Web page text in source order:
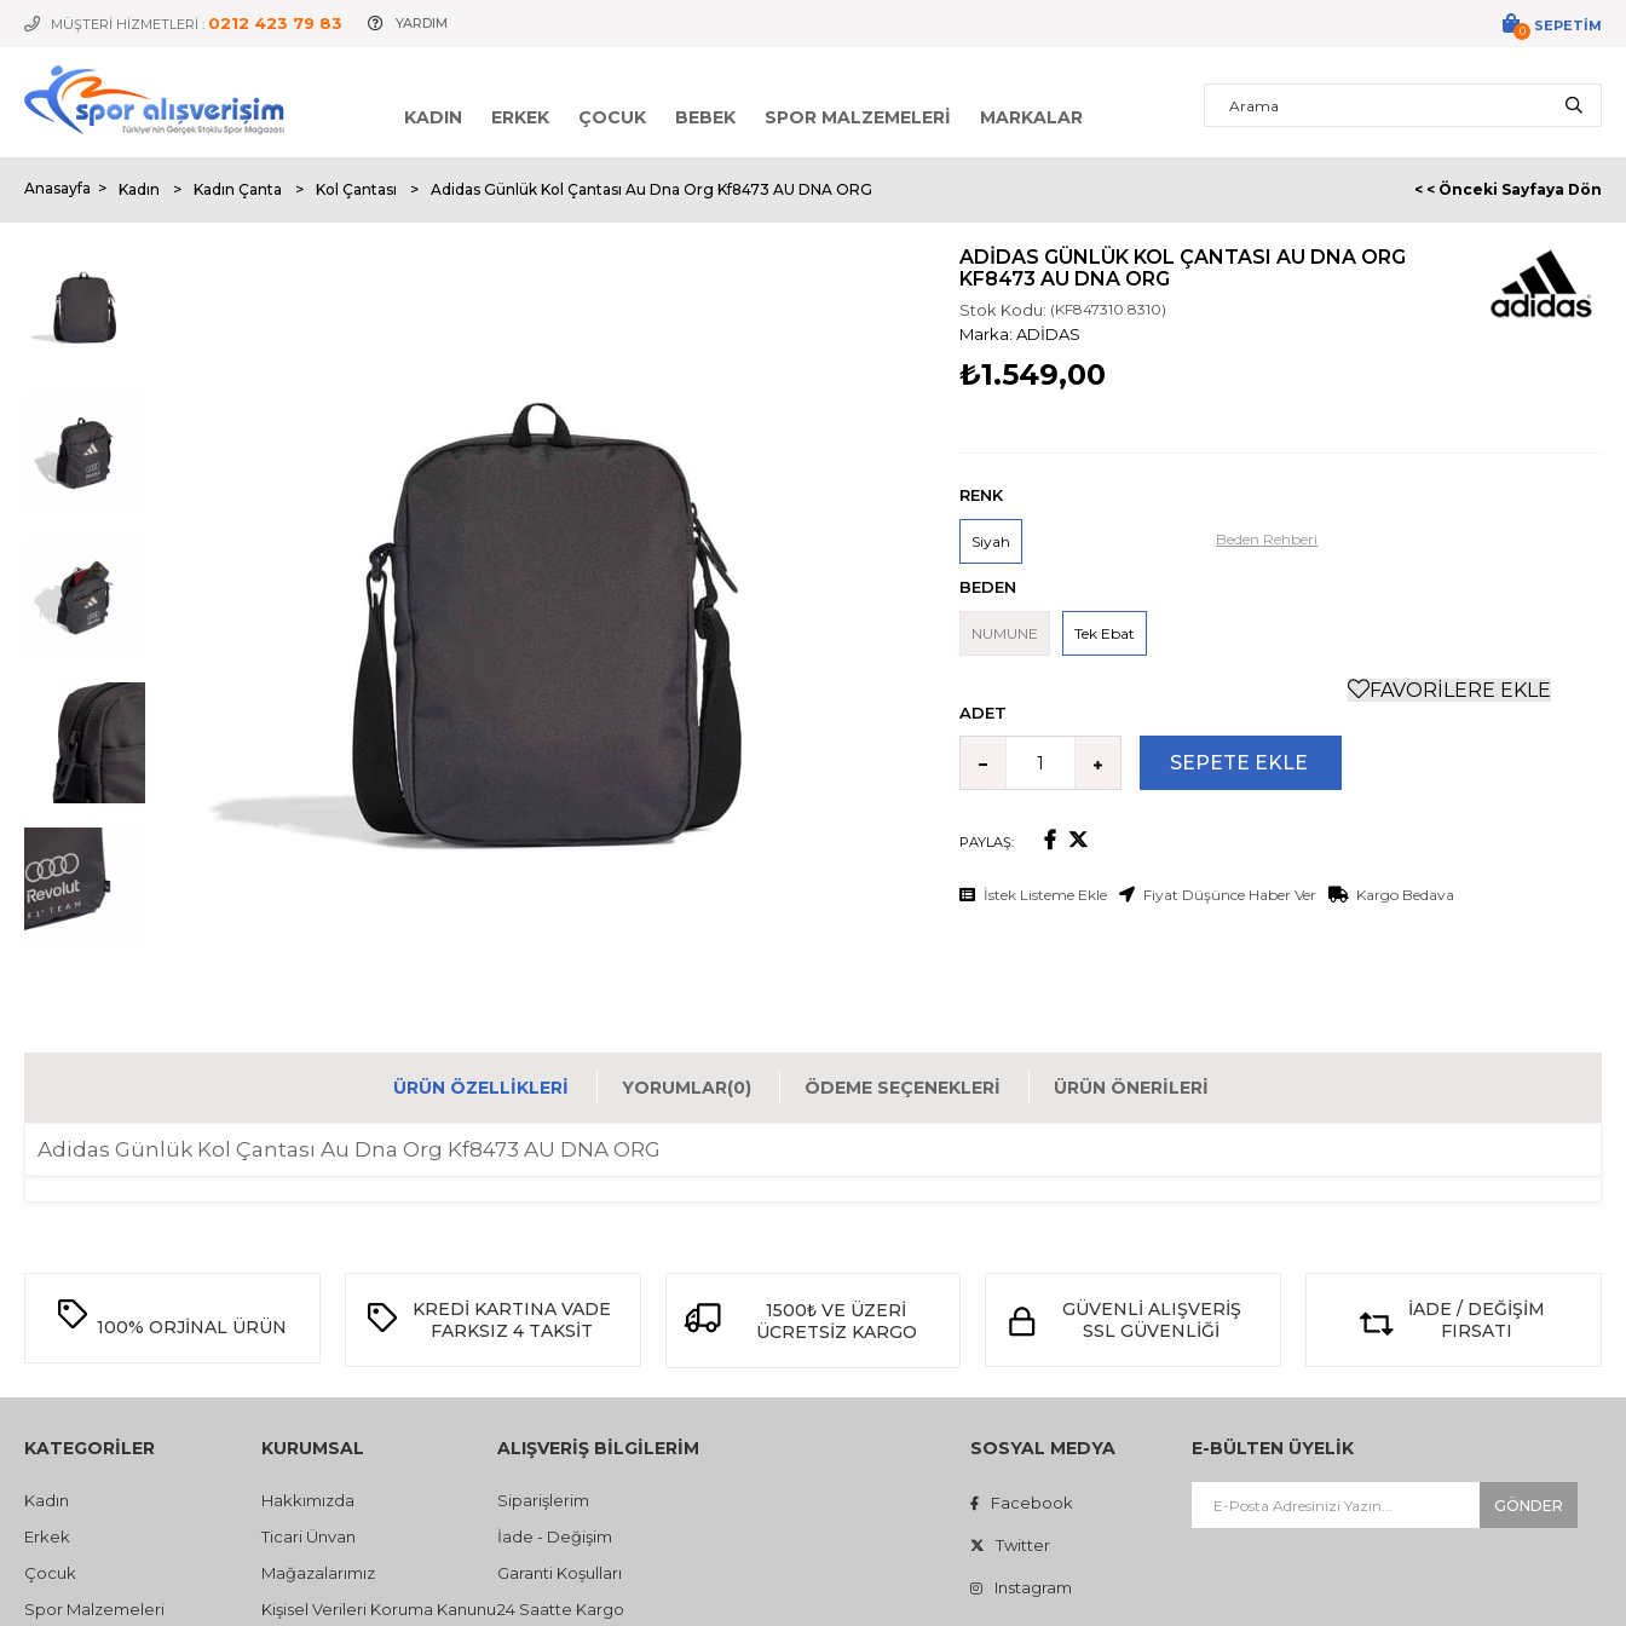
MÜŞTERİ HİZMETLERİ : 0212 423 79 83 YARDIM
KADIN ERKEK ÇOCUK BEBEK SPOR MALZEMELERI MARKALAR
SEPETIM
0
Anasayfa > Kadın > Kadın Çanta > Kol Çantası > Adidas Günlük Kol Çantası Au Dna Org Kf8473 AU DNA ORG < < Önceki Sayfaya Dön
ADIDAS GÜNLÜK KOL ÇANTASI AU DNA ORG
KF8473 AU DNA ORG
Stok Kodu: (KF847310.8310)
ADİDAS
₺1.549,00
RENK
Siyah
BEDEN
NUMUNE Tek Ebat
Beden Rehberi
ADET
FAVORILERE EKLE
PAYLAŞ:
İstek Listeme Ekle Fiyat Düşünce Haber Ver Kargo Bedava
ÜRÜN ÖZELLIKLERI YORUMLAR(0) ÖDEME SEÇENEKLERI ÜRÜN ÖNERILERI
Adidas Günlük Kol Çantası Au Dna Org Kf8473 AU DNA ORG
100% ORJİNAL ÜRÜN
KREDİ KARTINA VADE
FARKSIZ 4 TAKSİT
1500₺VE ÜZERİ
ÜCRETSİZ KARGO
GÜVENLİ ALIŞVERİŞ
SSL GÜVENLİĞİ
İADE / DEĞİŞİM
FIRSATI
KATEGORİLER
Kadın
Erkek
Çocuk
Spor Malzemeleri
KURUMSAL
Hakkımızda
Ticari Ünvan
Mağazalarımız
Kişisel Verileri Koruma Kanunu
ALIŞVERİŞ BİLGİLERİM
Siparişlerim
İade - Değişim
Garanti Koşulları
24 Saatte Kargo
SOSYAL MEDYA
Facebook
Twitter
Instagram
E-BÜLTEN ÜYELİK
GÖNDER